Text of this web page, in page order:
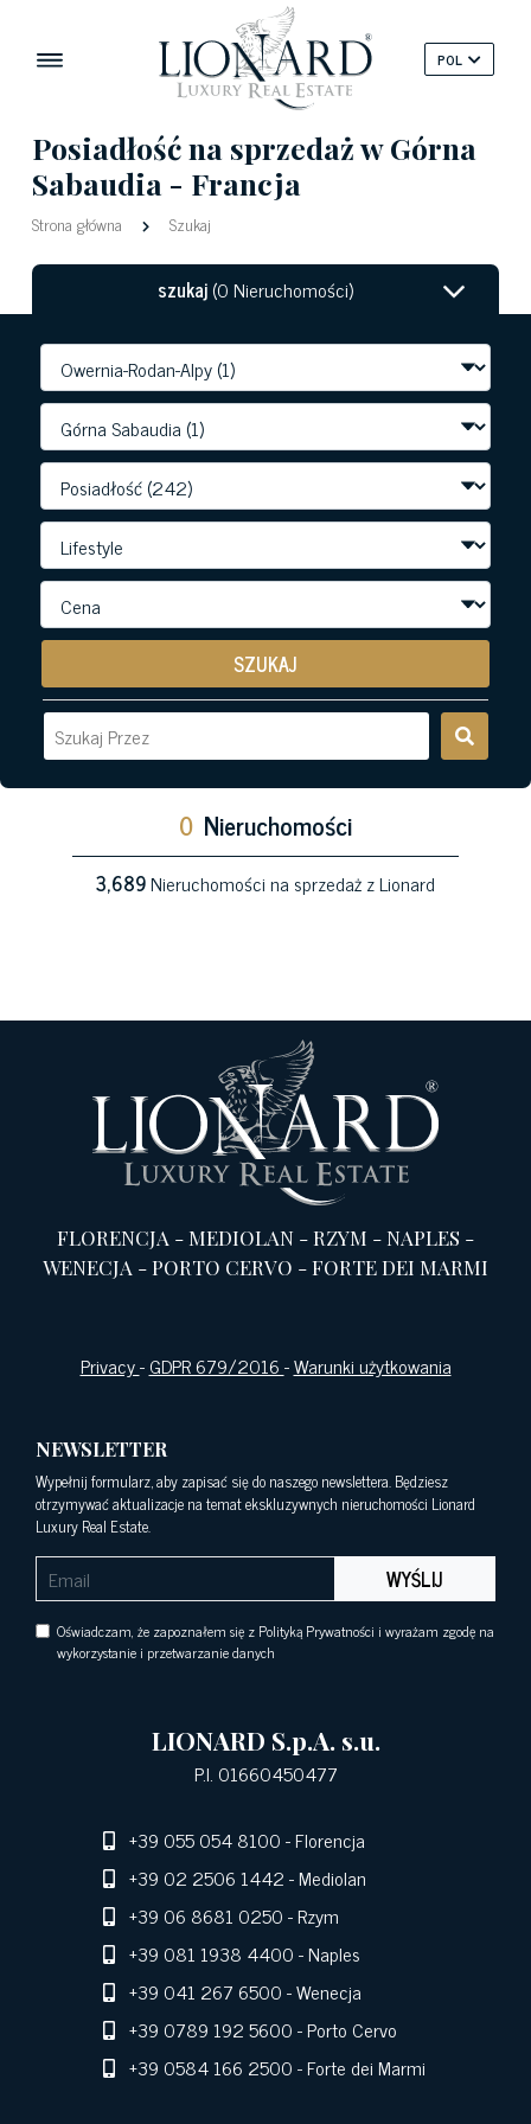
POL
Posiadłość na sprzedaż w Górna
Sabaudia - Francja
Strona główna Szukaj
szukaj(0 Nieruchomości)
SZUKAJ
0 Nieruchomości
3,689Nieruchomości na sprzedaż z Lionard
FLORENCJA -MEDIOLAN -RZYM -NAPLES -
WENECJA -PORTO CERVO -FORTE DEI MARMI
Privacy-GDPR 679/2016-Warunki użytkowania
NEWSLETTER
Wypełnij formularz, aby zapisać się do naszego newslettera. Będziesz
otrzymywać aktualizacje na temat ekskluzywnych nieruchomości Lionard
Luxury Real Estate.
WYŚLIJ
Oświadczam, że zapoznałem się z Polityką Prywatności i wyrażam zgodę na
wykorzystanie i przetwarzanie danych
LIONARD S.p.A. s.u.
P.I. 01660450477
+39 055 054 8100- Florencja
+39 02 2506 1442- Mediolan
+39 06 8681 0250- Rzym
+39 081 1938 4400- Naples
+39 041 267 6500- Wenecja
+39 0789 192 5600- Porto Cervo
+39 0584 166 2500- Forte dei Marmi